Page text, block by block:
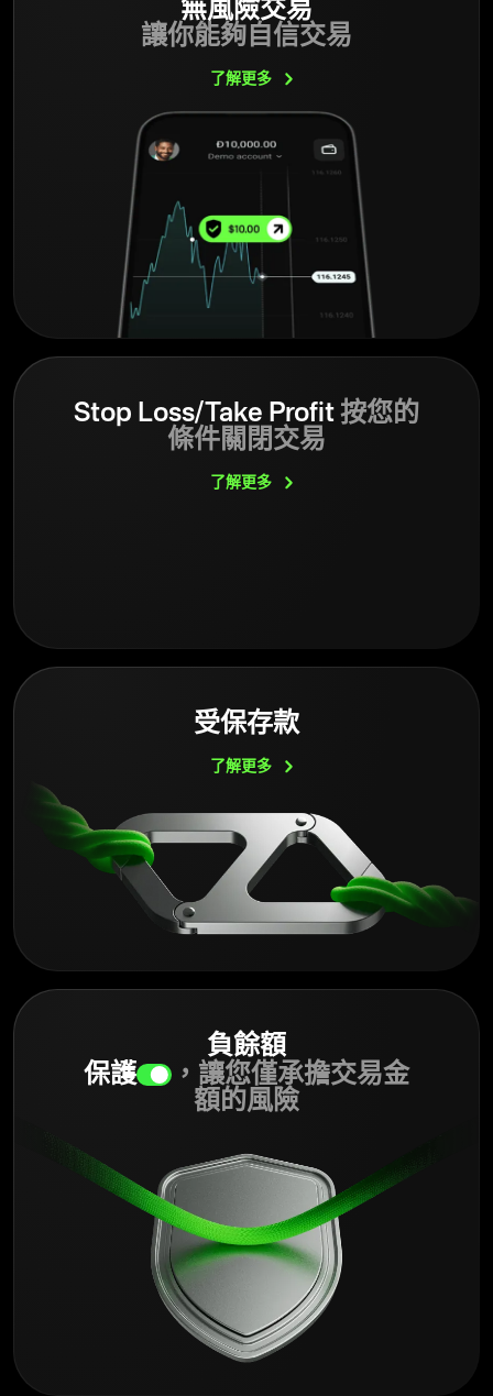
無風險交易
讓你能夠自信交易
了解更多
Stop Loss/Take Profit 按您的
條件關閉交易
了解更多
受保存款
了解更多
負餘額
保護
，讓您僅承擔交易金
額的風險